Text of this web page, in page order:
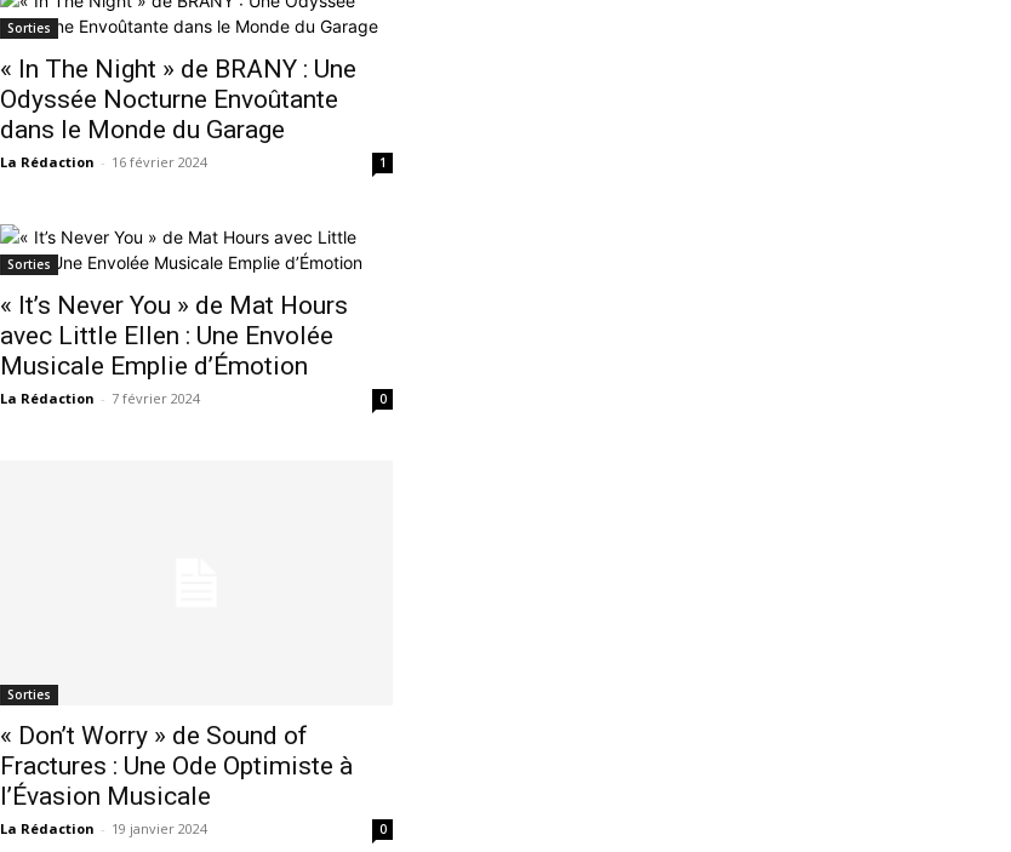
Sorties
« In The Night » de BRANY : Une
Odyssée Nocturne Envoûtante
dans le Monde du Garage
La Rédaction - 16 février 2024 1
Sorties
« It’s Never You » de Mat Hours
avec Little Ellen : Une Envolée
Musicale Emplie d’Émotion
La Rédaction - 7 février 2024 0
Sorties
« Don’t Worry » de Sound of
Fractures : Une Ode Optimiste à
l’Évasion Musicale
La Rédaction - 19 janvier 2024 0